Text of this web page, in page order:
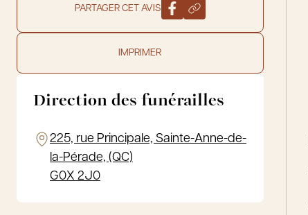
PARTAGER CET AVIS
IMPRIMER
Direction des funérailles
225, rue Principale, Sainte-Anne-de-
la-Pérade, (QC)
G0X 2J0